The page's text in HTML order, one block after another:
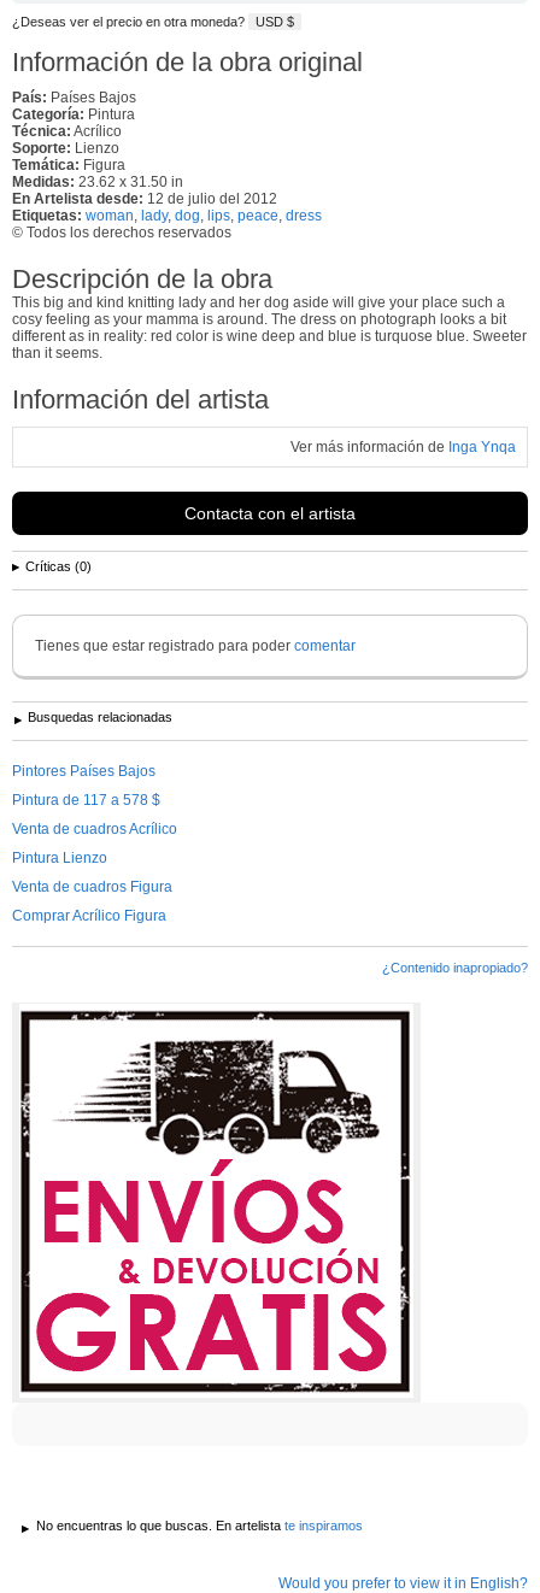
¿Deseas ver el precio en otra moneda? USD $
Información de la obra original
País: Países Bajos
Categoría: Pintura
Técnica: Acrílico
Soporte: Lienzo
Temática: Figura
Medidas: 23.62 x 31.50 in
En Artelista desde: 12 de julio del 2012
Etiquetas: woman, lady, dog, lips, peace, dress
© Todos los derechos reservados
Descripción de la obra
This big and kind knitting lady and her dog aside will give your place such a
cosy feeling as your mamma is around. The dress on photograph looks a bit
different as in reality: red color is wine deep and blue is turquose blue. Sweeter
than it seems.
Información del artista
Ver más información de Inga Ynqa
Contacta con el artista
Críticas (0)
Tienes que estar registrado para poder comentar
Busquedas relacionadas
Pintores Países Bajos
Pintura de 117 a 578 $
Venta de cuadros Acrílico
Pintura Lienzo
Venta de cuadros Figura
Comprar Acrílico Figura
¿Contenido inapropiado?
No encuentras lo que buscas. En artelista te inspiramos
Would you prefer to view it in English?